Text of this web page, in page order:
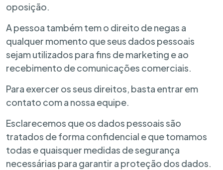
oposição.
A pessoa também tem o direito de negas a
qualquer momento que seus dados pessoais
sejam utilizados para fins de marketing e ao
recebimento de comunicações comerciais.
Para exercer os seus direitos, basta entrar em
contato com a nossa equipe.
Esclarecemos que os dados pessoais são
tratados de forma confidencial e que tomamos
todas e quaisquer medidas de segurança
necessárias para garantir a proteção dos dados.